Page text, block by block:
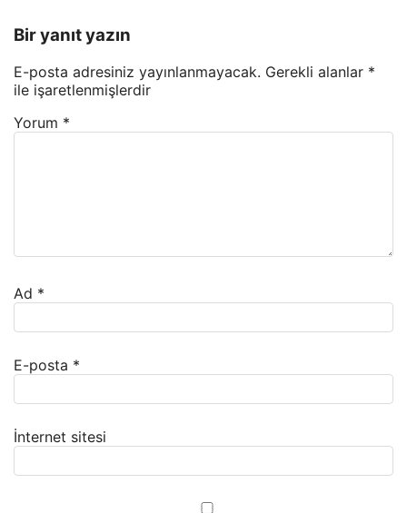
Bir yanıt yazın
E-posta adresiniz yayınlanmayacak. Gerekli alanlar *
ile işaretlenmişlerdir
Yorum *
Ad *
E-posta *
İnternet sitesi